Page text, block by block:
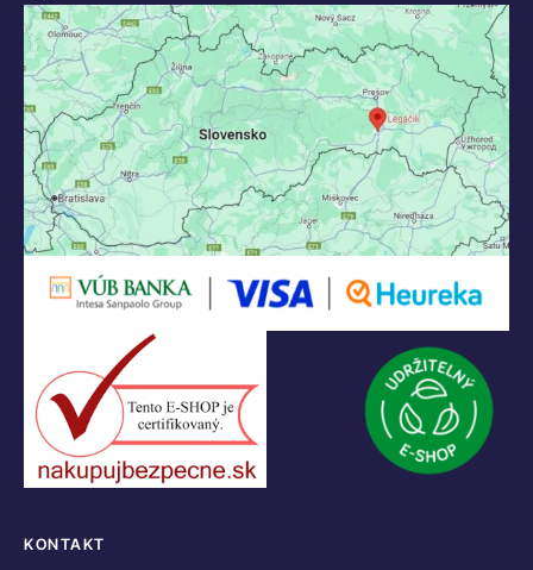
KONTAKT